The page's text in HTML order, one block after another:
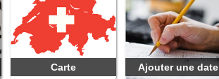
Carte Ajouter une date